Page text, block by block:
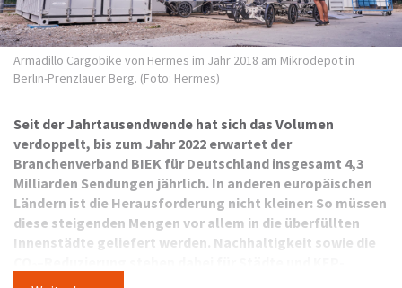
Armadillo Cargobike von Hermes im Jahr 2018 am Mikrodepot in
Berlin-Prenzlauer Berg. (Foto: Hermes)
Seit der Jahrtausendwende hat sich das Volumen
verdoppelt, bis zum Jahr 2022 erwartet der
Branchenverband BIEK für Deutschland insgesamt 4,3
Milliarden Sendungen jährlich. In anderen europäischen
Ländern ist die Herausforderung nicht kleiner: So müssen
diese steigenden Mengen vor allem in die überfüllten
Innenstädte geliefert werden. Nachhaltigkeit sowie die